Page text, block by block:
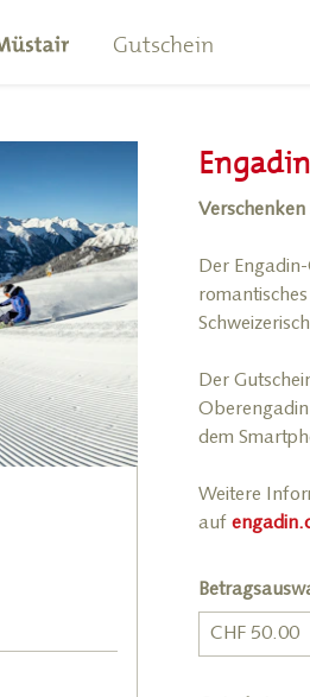
Gutschein
Verschenken
Der
Der
dem
Weitere
auf